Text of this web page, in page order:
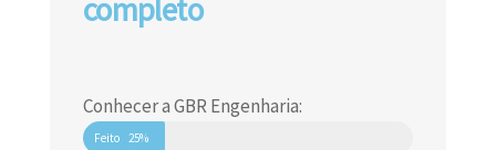
completo
Conhecer a GBR Engenharia:
Feito 25%